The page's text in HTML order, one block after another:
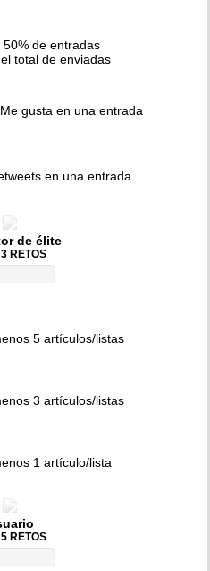
de entradas
total de enviadas
gusta en una entrada
en una entrada
de élite
RETOS
5 artículos/listas
3 artículos/listas
1 artículo/lista
RETOS